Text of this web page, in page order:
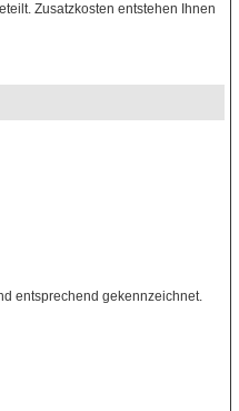
Zusatzkosten entstehen Ihnen
entsprechend gekennzeichnet.